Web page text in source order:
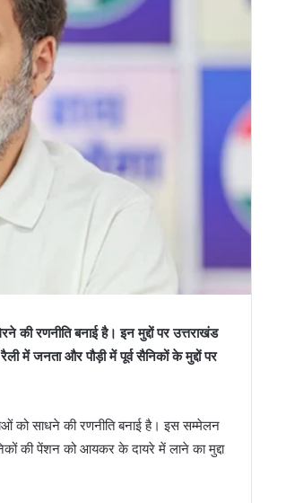
की रणनीति बनाई है। इन मुद्दों पर उत्तराखंड
में जनता और पौड़ी में पूर्व सैनिकों के मुद्दों पर
को साधने की रणनीति बनाई है। इस सम्मेलन
की पेंशन को आयकर के दायरे में लाने का मुद्दा